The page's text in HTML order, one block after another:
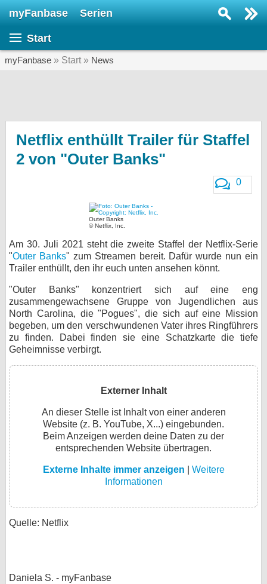
myFanbase Serien
Start
myFanbase » Start » News
Netflix enthüllt Trailer für Staffel
2 von "Outer Banks"
0
Outer Banks
© Netflix, Inc.
Am 30. Juli 2021 steht die zweite Staffel der Netflix-Serie
"Outer Banks" zum Streamen bereit. Dafür wurde nun ein
Trailer enthüllt, den ihr euch unten ansehen könnt.
"Outer Banks" konzentriert sich auf eine eng
zusammengewachsene Gruppe von Jugendlichen aus
North Carolina, die "Pogues", die sich auf eine Mission
begeben, um den verschwundenen Vater ihres Ringführers
zu finden. Dabei finden sie eine Schatzkarte die tiefe
Geheimnisse verbirgt.
Externer Inhalt
An dieser Stelle ist Inhalt von einer anderen
Website (z. B. YouTube, X...) eingebunden.
Beim Anzeigen werden deine Daten zu der
entsprechenden Website übertragen.
Externe Inhalte immer anzeigen
Weitere
Informationen
Quelle: Netflix
Daniela S. - myFanbase
Veranstaltungen
SERVICE
Forum
bei X
bei Facebook
Cookie-Einstellungen
Impressum
Desktop-Ansicht
myFanbase